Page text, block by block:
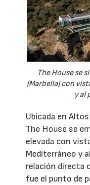
The House se
(Marbella) con
y al
Ubicada en
The House se
elevada con
Mediterráneo y
relación directa
fue el punto de